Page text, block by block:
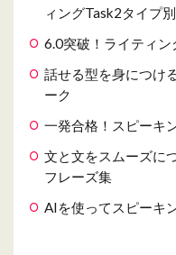
ィングTask2タイプ
6.0突破！ライティン
話せる型を身につけ
ーク
一発合格！スピーキ
文と文をスムーズに
フレーズ集
AIを使ってスピーキ